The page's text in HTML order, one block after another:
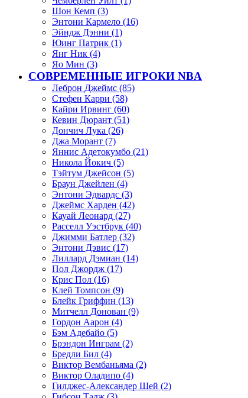
Шон Кемп (3)
Энтони Кармело (16)
Эйндж Дэнни (1)
Юинг Патрик (1)
Янг Ник (4)
Яо Мин (3)
СОВРЕМЕННЫЕ ИГРОКИ NBA
Леброн Джеймс (85)
Стефен Карри (58)
Кайри Ирвинг (60)
Кевин Дюрант (51)
Дончич Лука (26)
Джа Морант (7)
Яннис Адетокумбо (21)
Никола Йокич (5)
Тэйтум Джейсон (5)
Браун Джейлен (4)
Энтони Эдвардс (3)
Джеймс Харден (42)
Кауай Леонард (27)
Расселл Уэстбрук (40)
Джимми Батлер (32)
Энтони Дэвис (17)
Лиллард Дэмиан (14)
Пол Джордж (17)
Крис Пол (16)
Клей Томпсон (9)
Блейк Гриффин (13)
Митчелл Донован (9)
Гордон Аарон (4)
Бэм Адебайо (5)
Брэндон Инграм (2)
Бредли Бил (4)
Виктор Вембаньяма (2)
Виктор Оладипо (4)
Гилджес-Александер Шей (2)